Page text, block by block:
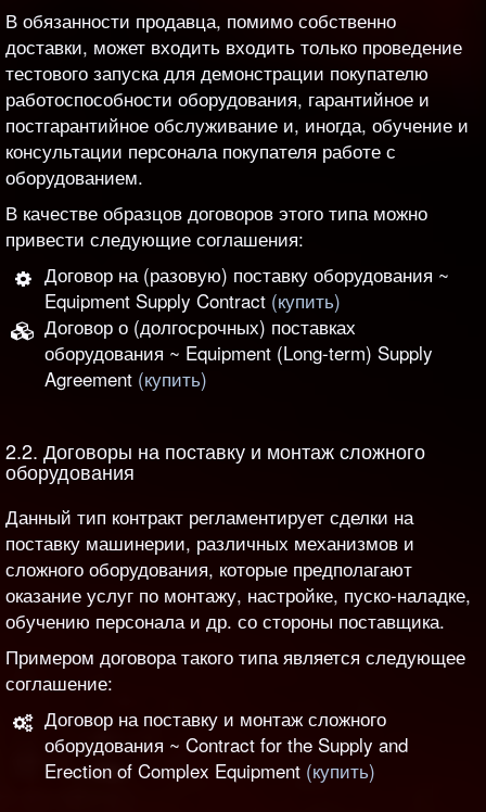
В обязанности продавца, помимо собственно
доставки, может входить входить только проведение
тестового запуска для демонстрации покупателю
работоспособности оборудования, гарантийное и
постгарантийное обслуживание и, иногда, обучение и
консультации персонала покупателя работе с
оборудованием.
В качестве образцов договоров этого типа можно
привести следующие соглашения:
Договор на (разовую) поставку оборудования ~
Equipment Supply Contract (купить)
Договор о (долгосрочных) поставках
оборудования ~ Equipment (Long-term) Supply
Agreement (купить)
2.2. Договоры на поставку и монтаж сложного
оборудования
Данный тип контракт регламентирует сделки на
поставку машинерии, различных механизмов и
сложного оборудования, которые предполагают
оказание услуг по монтажу, настройке, пуско-наладке,
обучению персонала и др. со стороны поставщика.
Примером договора такого типа является следующее
соглашение:
Договор на поставку и монтаж сложного
оборудования ~ Contract for the Supply and
Erection of Complex Equipment (купить)